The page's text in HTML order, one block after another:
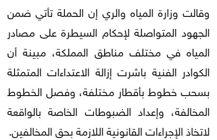
وقالت وزارة المياه والري إن الحملة تأتي ضمن
الجهود المتواصلة لإحكام السيطرة على مصادر
المياه في مختلف مناطق المملكة، مبينة أن
الكوادر الفنية باشرت إزالة الاعتداءات المتمثلة
بسحب خطوط بأقطار مختلفة، وفصل الخطوط
المخالفة، وإعداد الضبوطات الخاصة بالواقعة
لاتخاذ الإجراءات القانونية اللازمة بحق المخالفين.